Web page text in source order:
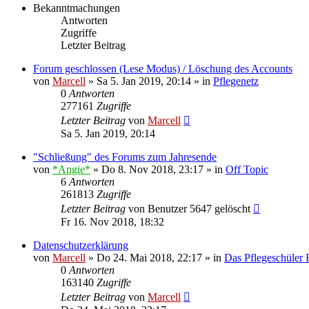
Bekanntmachungen
Antworten
Zugriffe
Letzter Beitrag
Forum geschlossen (Lese Modus) / Löschung des Accounts
von Marcell » Sa 5. Jan 2019, 20:14 » in Pflegenetz
0 Antworten
277161 Zugriffe
Letzter Beitrag von Marcell
Sa 5. Jan 2019, 20:14
"Schließung" des Forums zum Jahresende
von *Angie* » Do 8. Nov 2018, 23:17 » in Off Topic
6 Antworten
261813 Zugriffe
Letzter Beitrag von Benutzer 5647 gelöscht
Fr 16. Nov 2018, 18:32
Datenschutzerklärung
von Marcell » Do 24. Mai 2018, 22:17 » in Das Pflegeschüler
0 Antworten
163140 Zugriffe
Letzter Beitrag von Marcell